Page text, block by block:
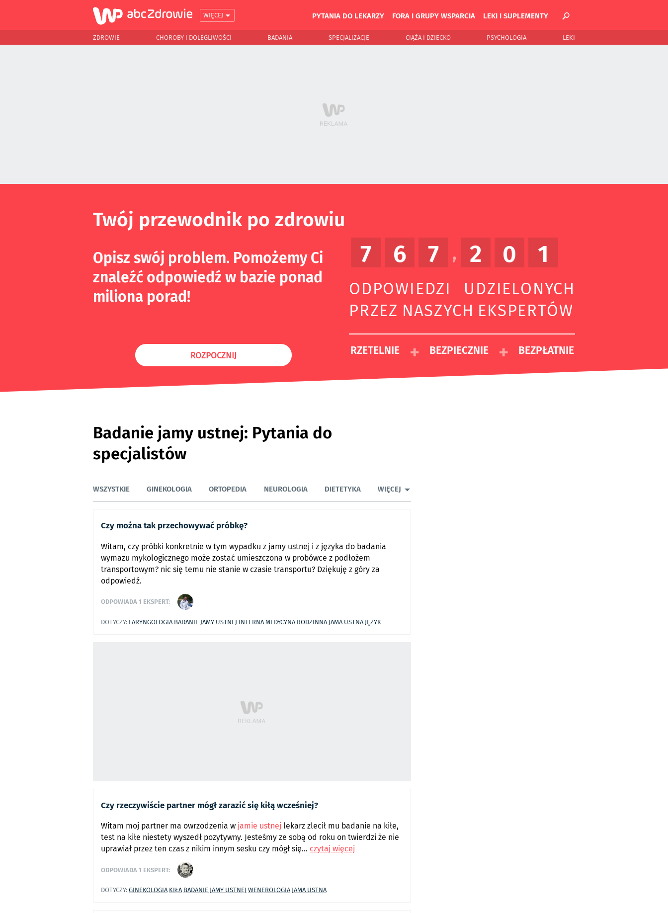
WIĘCEJ PYTANIA DO LEKARZY FORA I GRUPY WSPARCIA LEKI I SUPLEMENTY
ZDROWIE CHOROBY I DOLEGLIWOŚCI BADANIA SPECJALIZACJE CIĄŻA I DZIECKO PSYCHOLOGIA LEKI
Twój przewodnik po zdrowiu
Opisz swój problem. Pomożemy Ci
znaleźć odpowiedź w bazie ponad
miliona porad!
ROZPOCZNIJ
7 6 7 , 2 0 1
ODPOWIEDZI UDZIELONYCH
PRZEZ NASZYCH EKSPERTÓW
RZETELNIE + BEZPIECZNIE + BEZPŁATNIE
Badanie jamy ustnej: Pytania do
specjalistów
WSZYSTKIE GINEKOLOGIA ORTOPEDIA NEUROLOGIA DIETETYKA WIĘCEJ
Czy można tak przechowywać próbkę?
Witam, czy próbki konkretnie w tym wypadku z jamy ustnej i z języka do badania
wymazu mykologicznego może zostać umieszczona w probówce z podłożem
transportowym? nic się temu nie stanie w czasie transportu? Dziękuję z góry za
odpowiedź.
ODPOWIADA1 EKSPERT:
DOTYCZY: LARYNGOLOGIA BADANIE JAMY USTNEJ INTERNAMEDYCYNA RODZINNAJAMA USTNAJĘZYK
Czy rzeczywiście partner mógł zarazić się kiłą wcześniej?
Witam moj partner ma owrzodzenia w jamie ustnej lekarz zlecił mu badanie na kiłe,
test na kiłe niestety wyszedł pozytywny. Jesteśmy ze sobą od roku on twierdzi że nie
uprawiał przez ten czas z nikim innym sesku czy mógł się... czytaj więcej
ODPOWIADA1 EKSPERT:
DOTYCZY:GINEKOLOGIA KIŁA BADANIE JAMY USTNEJ WENEROLOGIAJAMA USTNA